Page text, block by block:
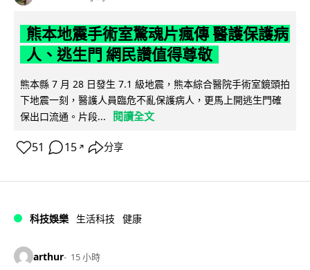
熊本地震手術室驚魂片瘋傳 醫護保護病
人、逃生門 網民讚值得尊敬
熊本縣 7 月 28 日發生 7.1 級地震，熊本綜合醫院手術室鏡頭拍
下地震一刻，醫護人員臨危不亂保護病人，更馬上開逃生門確
保出口流通。片段...
閱讀全文
51 15 ↗ 分享
科技娛樂 生活科技 健康
arthur 15 小時